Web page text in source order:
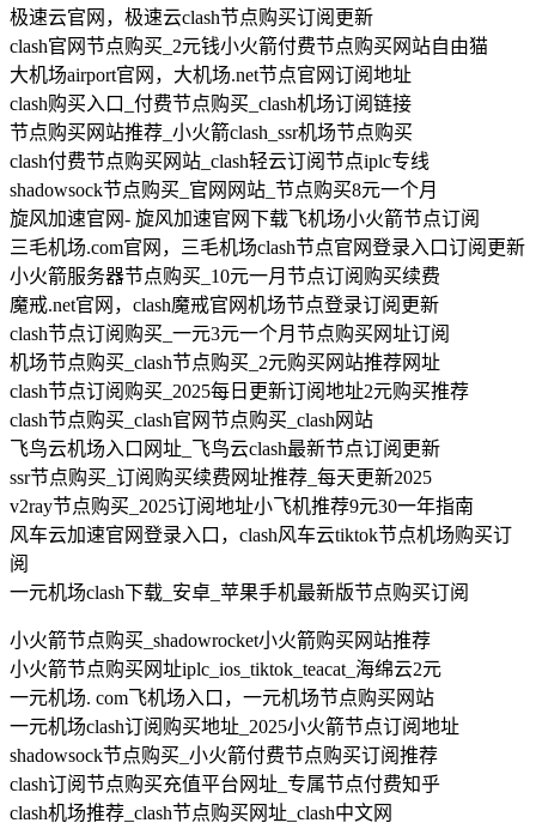
极速云官网，极速云clash节点购买订阅更新
clash官网节点购买_2元钱小火箭付费节点购买网站自由猫
大机场airport官网，大机场.net节点官网订阅地址
clash购买入口_付费节点购买_clash机场订阅链接
节点购买网站推荐_小火箭clash_ssr机场节点购买
clash付费节点购买网站_clash轻云订阅节点iplc专线
shadowsock节点购买_官网网站_节点购买8元一个月
旋风加速官网- 旋风加速官网下载飞机场小火箭节点订阅
三毛机场.com官网，三毛机场clash节点官网登录入口订阅更新
小火箭服务器节点购买_10元一月节点订阅购买续费
魔戒.net官网，clash魔戒官网机场节点登录订阅更新
clash节点订阅购买_一元3元一个月节点购买网址订阅
机场节点购买_clash节点购买_2元购买网站推荐网址
clash节点订阅购买_2025每日更新订阅地址2元购买推荐
clash节点购买_clash官网节点购买_clash网站
飞鸟云机场入口网址_飞鸟云clash最新节点订阅更新
ssr节点购买_订阅购买续费网址推荐_每天更新2025
v2ray节点购买_2025订阅地址小飞机推荐9元30一年指南
风车云加速官网登录入口，clash风车云tiktok节点机场购买订
阅
一元机场clash下载_安卓_苹果手机最新版节点购买订阅
小火箭节点购买_shadowrocket小火箭购买网站推荐
小火箭节点购买网址iplc_ios_tiktok_teacat_海绵云2元
一元机场. com飞机场入口，一元机场节点购买网站
一元机场clash订阅购买地址_2025小火箭节点订阅地址
shadowsock节点购买_小火箭付费节点购买订阅推荐
clash订阅节点购买充值平台网址_专属节点付费知乎
clash机场推荐_clash节点购买网址_clash中文网